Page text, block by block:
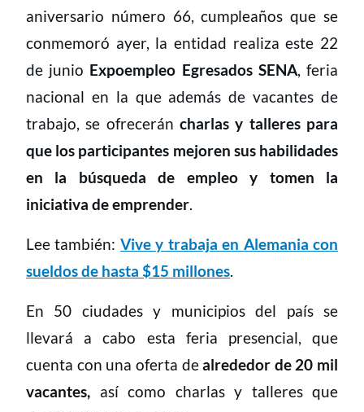
aniversario número 66, cumpleaños que se
conmemoró ayer, la entidad realiza este 22
de junio Expoempleo Egresados SENA, feria
nacional en la que además de vacantes de
trabajo, se ofrecerán charlas y talleres para
que los participantes mejoren sus habilidades
en la búsqueda de empleo y tomen la
iniciativa de emprender.
Lee también: Vive y trabaja en Alemania con
sueldos de hasta $15 millones.
En 50 ciudades y municipios del país se
llevará a cabo esta feria presencial, que
cuenta con una oferta dealrededor de 20 mil
vacantes, así como charlas y talleres que